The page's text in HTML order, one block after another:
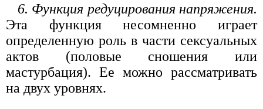
6. Функция редуцирования напряжения.
Эта функция несомненно играет
определенную роль в части сексуальных
актов (половые сношения или
мастурбация). Ее можно рассматривать
на двух уровнях.